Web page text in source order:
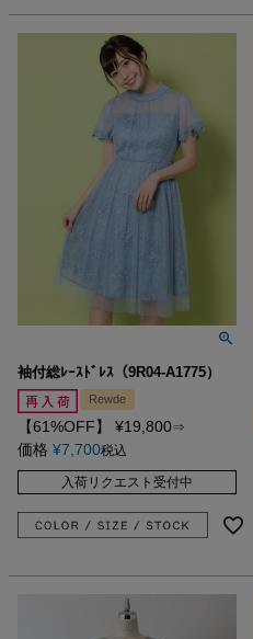
袖付総ﾚｰｽﾄﾞﾚｽ（9R04-A1775）
Rewde
【61%OFF】 ¥19,800⇒
価格 ¥7,700税込
入荷リクエスト受付中